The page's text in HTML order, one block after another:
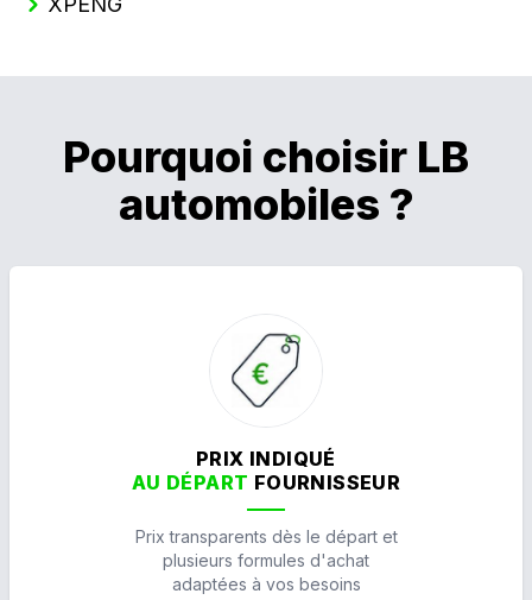
Pourquoi choisir LB
automobiles ?
PRIX INDIQUÉ
AU DÉPART FOURNISSEUR
Prix transparents dès le départ et
plusieurs formules d'achat
adaptées à vos besoins